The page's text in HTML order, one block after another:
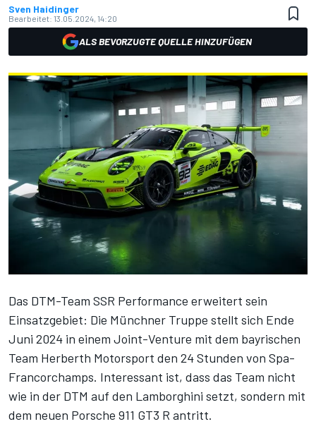
Sven Haidinger
Bearbeitet: 13.05.2024, 14:20
ALS BEVORZUGTE QUELLE HINZUFÜGEN
Das DTM-Team SSR Performance erweitert sein
Einsatzgebiet: Die Münchner Truppe stellt sich Ende
Juni 2024 in einem Joint-Venture mit dem bayrischen
Team Herberth Motorsport den 24 Stunden von Spa-
Francorchamps. Interessant ist, dass das Team nicht
wie in der DTM auf den Lamborghini setzt, sondern mit
dem neuen Porsche 911 GT3 R antritt.